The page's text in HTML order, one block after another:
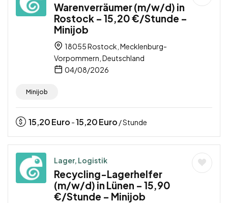
Warenverräumer (m/w/d) in
Rostock – 15,20 €/Stunde –
Minijob
18055 Rostock, Mecklenburg-
Vorpommern, Deutschland
04/08/2026
Minijob
15,20Euro -15,20Euro / Stunde
Lager, Logistik
Recycling-Lagerhelfer
(m/w/d) in Lünen – 15,90
€/Stunde – Minijob